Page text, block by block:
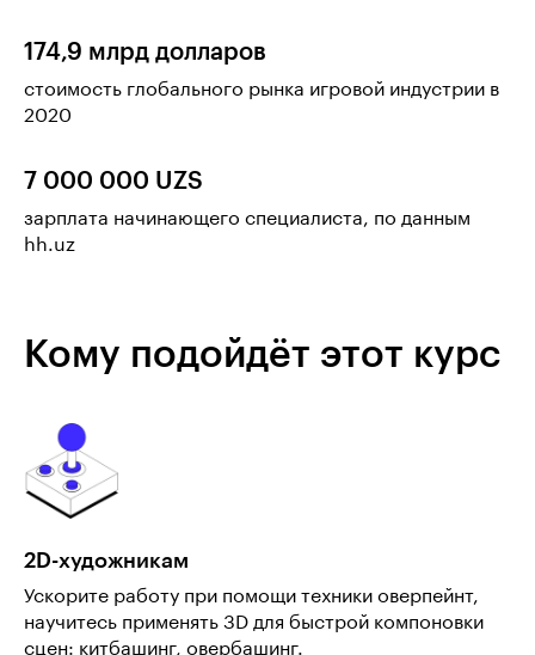
174,9 млрд долларов
стоимость глобального рынка игровой индустрии в
2020
7 000 000 UZS
зарплата начинающего специалиста, по данным
hh.uz
Кому подойдёт этот курс
2D-художникам
Ускорите работу при помощи техники оверпейнт,
научитесь применять 3D для быстрой компоновки
сцен: китбашинг, овербашинг.